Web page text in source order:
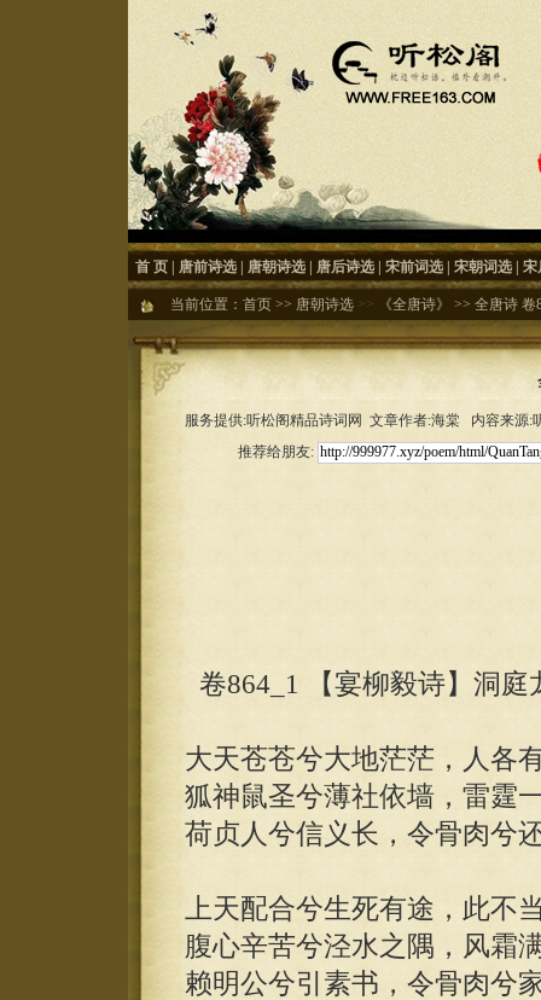
首 页 唐前诗选 唐朝诗选 唐后诗选 宋前词选 宋朝词选 宋
当前位置： 首页 >> 唐朝诗选 >> 《全唐诗》 >> 全唐诗 卷
服务提供:听松阁精品诗词网 文章作者:海棠 内容来源
推荐给朋友:
卷864_1 【宴柳毅诗】洞庭
大天苍苍兮大地茫茫，人各
狐神鼠圣兮薄社依墙，雷霆
荷贞人兮信义长，令骨肉兮
上天配合兮生死有途，此不
腹心辛苦兮泾水之隅，风霜
赖明公兮引素书，令骨肉兮